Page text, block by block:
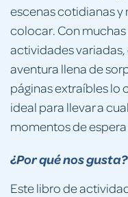
escenas cotidianas
colocar. Con
actividades variadas,
aventura llena de
páginas extraíbles lo
ideal para llevar a
momentos de
¿Por qué nos gusta?
Este libro de